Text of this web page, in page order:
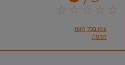
צפו בכל חוות
הדעת